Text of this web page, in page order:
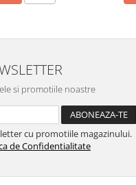
si promotiile noastre
cu promotiile magazinului.
de Confidentialitate